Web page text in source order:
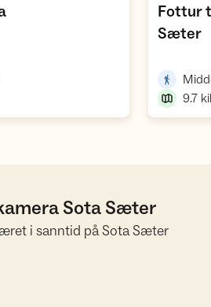
,
Fottur
Sæter,
9.7
Sota Sæter
i sanntid på Sota Sæter